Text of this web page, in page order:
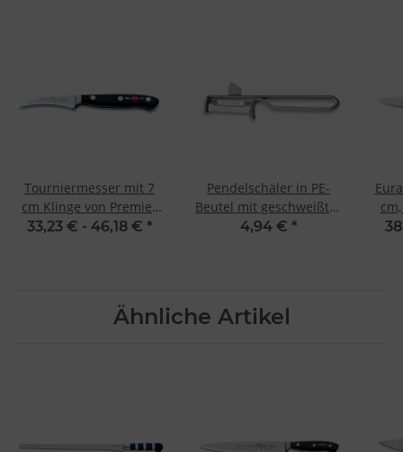
Tourniermesser mit 7
cm Klinge von Premier
Plus von Dick
33,23 € - 46,18 € *
Pendelschäler in PE-
Beutel mit geschweißter
Klinge von F. Dick
4,94 € *
Ähnliche Artikel